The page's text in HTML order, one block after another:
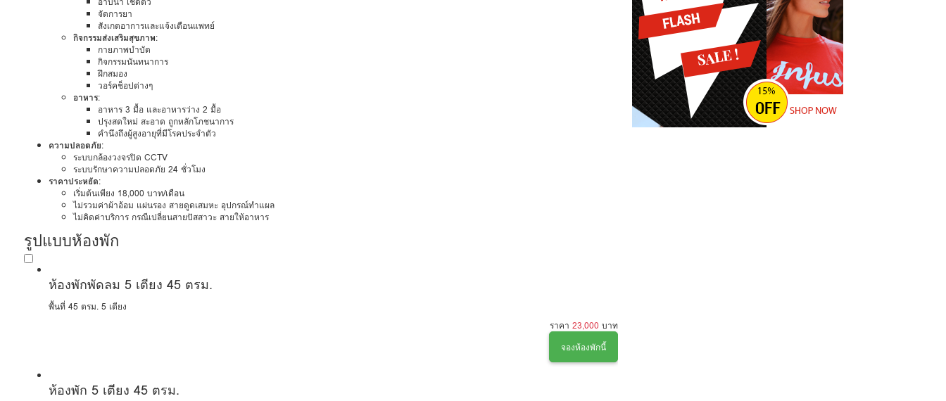
จัดการยา
สังเกตอาการและแจ้งเตือนแพทย์
กิจกรรมส่งเสริมสุขภาพ:
กายภาพบำบัด
กิจกรรมนันทนาการ
ฝึกสมอง
วอร์คช็อปต่างๆ
อาหาร:
อาหาร 3 มื้อ และอาหารว่าง 2 มื้อ
ปรุงสดใหม่ สะอาด ถูกหลักโภชนาการ
คำนึงถึงผู้สูงอายุที่มีโรคประจำตัว
ความปลอดภัย:
ระบบกล้องวงจรปิด CCTV
ระบบรักษาความปลอดภัย 24 ชั่วโมง
ราคาประหยัด:
เริ่มต้นเพียง 18,000 บาท/เดือน
ไม่รวมค่าผ้าอ้อม แผ่นรอง สายดูดเสมหะ อุปกรณ์ทำแผล
ไม่คิดค่าบริการ กรณีเปลี่ยนสายปัสสาวะ สายให้อาหาร
รูปแบบห้องพัก
ห้องพักพัดลม 5 เตียง 45 ตรม.
พื้นที่ 45 ตรม. 5 เตียง
ราคา23,000 บาท
จองห้องพักนี้
ห้องพัก 5 เตียง 45 ตรม.